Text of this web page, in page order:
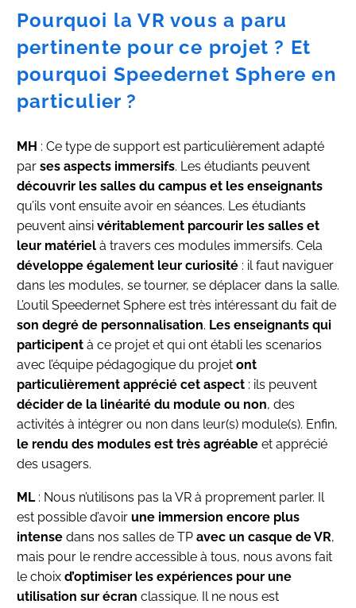
Pourquoi la VR vous a paru
pertinente pour ce projet ? Et
pourquoi Speedernet Sphere en
particulier ?
MH : Ce type de support est particulièrement adapté
par ses aspects immersifs. Les étudiants peuvent
découvrir les salles du campus et les enseignants
qu’ils vont ensuite avoir en séances. Les étudiants
peuvent ainsi véritablement parcourir les salles et
leur matériel à travers ces modules immersifs. Cela
développe également leur curiosité : il faut naviguer
dans les modules, se tourner, se déplacer dans la salle.
L’outil Speedernet Sphere est très intéressant du fait de
son degré de personnalisation. Les enseignants qui
participent à ce projet et qui ont établi les scenarios
avec l’équipe pédagogique du projet ont
particulièrement apprécié cet aspect : ils peuvent
décider de la linéarité du module ou non, des
activités à intégrer ou non dans leur(s) module(s). Enfin,
le rendu des modules est très agréable et apprécié
des usagers.
ML: Nous n’utilisons pas la VR à proprement parler. Il
est possible d’avoir une immersion encore plus
intense dans nos salles de TP avec un casque de VR,
mais pour le rendre accessible à tous, nous avons fait
le choix d’optimiser les expériences pour une
utilisation sur écran classique. Il ne nous est